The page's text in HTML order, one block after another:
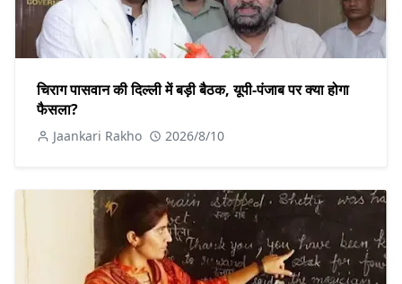
चिराग पासवान की दिल्ली में बड़ी बैठक, यूपी-पंजाब पर क्या होगा
फैसला?
Jaankari Rakho 2026/8/10